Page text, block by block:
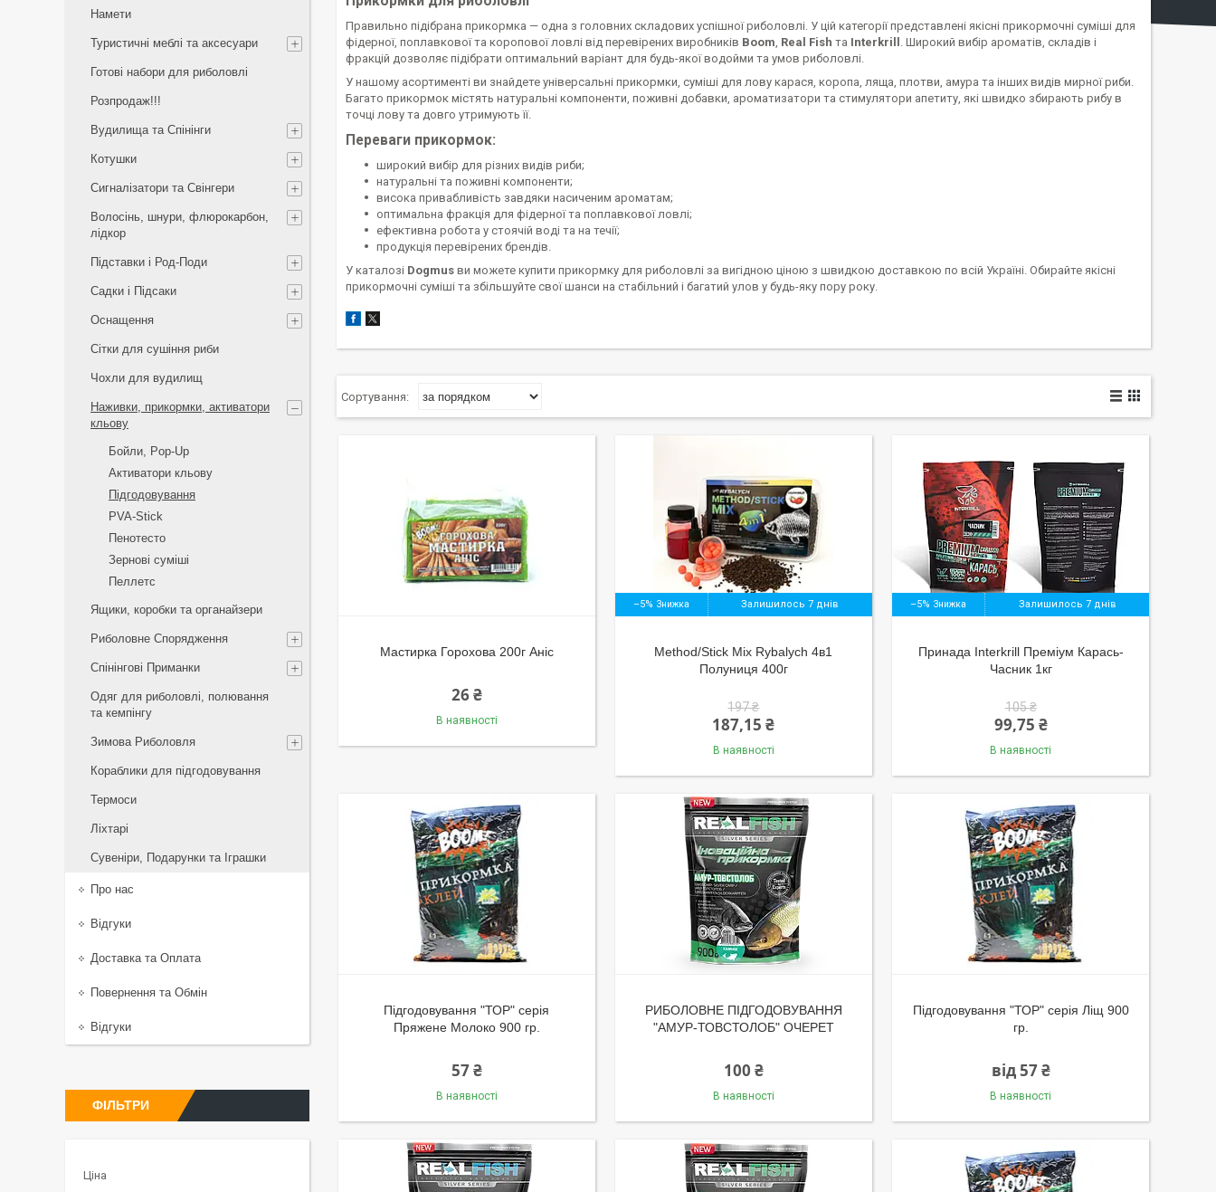
Правильно підібрана прикормка — одна з головних складових успішної риболовлі. У цій категорії представлені якісні прикормочні суміші для
фідерної, поплавкової та коропової ловлі від перевірених виробників Boom, Real Fish та Interkrill . Широкий вибір ароматів, складів і
фракцій дозволяє підібрати оптимальний варіант для будь-якої водойми та умов риболовлі.
У нашому асортименті ви знайдете універсальні прикормки, суміші для лову карася, коропа, ляща, плотви, амура та інших видів мирної риби.
Багато прикормок містять натуральні компоненти, поживні добавки, ароматизатори та стимулятори апетиту, які швидко збирають рибу в
точці лову та довго утримують її.
Переваги прикормок:
широкий вибір для різних видів риби;
натуральні та поживні компоненти;
висока привабливість завдяки насиченим ароматам;
оптимальна фракція для фідерної та поплавкової ловлі;
ефективна робота у стоячій воді та на течії;
продукція перевірених брендів.
У каталозі Dogmus ви можете купити прикормку для риболовлі за вигідною ціною з швидкою доставкою по всій Україні. Обирайте якісні
прикормочні суміші та збільшуйте свої шанси на стабільний і багатий улов у будь-яку пору року.
Мастирка Горохова 200г Аніс
26 ₴
В наявності
–5% Залишилось 7 днів
Method/Stick Mix Rybalych 4в1
Полуниця 400г
197 ₴
187,15 ₴
В наявності
–5% Залишилось 7 днів
Принада Interkrill Преміум Карась-
Часник 1кг
105 ₴
99,75 ₴
В наявності
Підгодовування "ТОР" серія
Пряжене Молоко 900 гр.
57 ₴
В наявності
РИБОЛОВНЕ ПІДГОДОВУВАННЯ
"АМУР-ТОВСТОЛОБ" ОЧЕРЕТ
100 ₴
В наявності
Підгодовування "ТОР" серія Ліщ 900
гр.
від 57 ₴
В наявності
Намети
Туристичні меблі та аксесуари
Готові набори для риболовлі
Розпродаж!!!
Вудилища та Спінінги
Котушки
Сигналізатори та Свінгери
Волосінь, шнури, флюрокарбон,
лідкор
Підставки і Род-Поди
Садки і Підсаки
Оснащення
Сітки для сушіння риби
Чохли для вудилищ
Наживки, прикормки, активатори
кльову
Бойли, Pop-Up
Активатори кльову
Підгодовування
PVA-Stick
Пенотесто
Зерновi сумiшi
Пеллетс
Ящики, коробки та органайзери
Риболовне Спорядження
Спінінгові Приманки
Одяг для риболовлі, полювання
та кемпінгу
Зимова Риболовля
Кораблики для підгодовування
Термоси
Ліхтарі
Сувеніри, Подарунки та Іграшки
Про нас
Відгуки
Доставка та Оплата
Повернення та Обмiн
Відгуки
ФІЛЬТРИ
Ціна